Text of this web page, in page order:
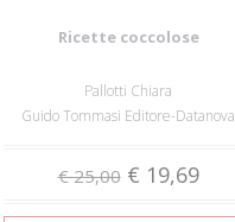
Ricette coccolose
Pallotti Chiara
Guido Tommasi Editore-Datanova
€ 25,00 € 19,69